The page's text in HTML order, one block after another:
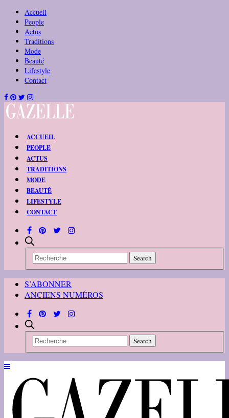
Accueil
People
Actus
Traditions
Mode
Beauté
Lifestyle
Contact
ACCUEIL
PEOPLE
ACTUS
TRADITIONS
MODE
BEAUTÉ
LIFESTYLE
CONTACT
S’ABONNER
ANCIENS NUMÉROS